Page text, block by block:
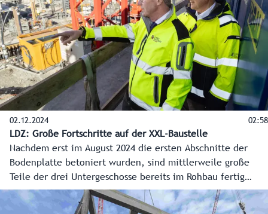
Arbeitsplätzen für 1.200 Mitarbeiter und einem großen
Servicebereich für die Bevölkerung.
02.12.2024 02:58
LDZ: Große Fortschritte auf der XXL-Baustelle
Nachdem erst im August 2024 die ersten Abschnitte der
Bodenplatte betoniert wurden, sind mittlerweile große
Teile der drei Untergeschosse bereits im Rohbau fertig
gestellt. Die Arbeiten laufen auf Hochtouren und sind
exakt im Zeitplan. Fast täglich sind die Fortschritte beim